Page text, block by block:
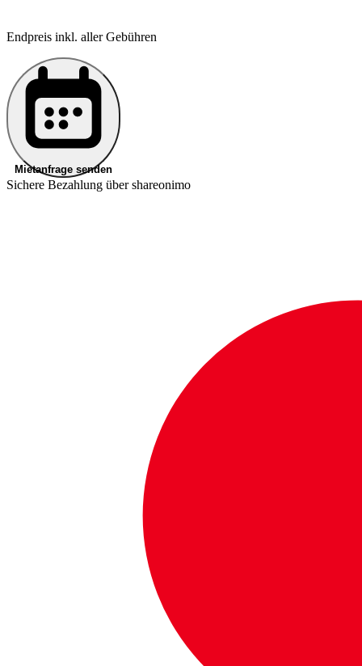
Endpreis inkl. aller Gebühren
Mietanfrage senden
Sichere Bezahlung über shareonimo